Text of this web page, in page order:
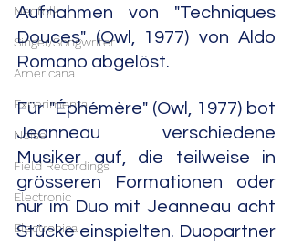
Neofolk
Singer/Songwriter
Americana
Experimental
Noise
Field Recordings
Electronic
Electronica
Aufnahmen von "Techniques
Douces" (Owl, 1977) von Aldo
Romano abgelöst.
Für "Éphémère" (Owl, 1977) bot
Jeanneau verschiedene
Musiker auf, die teilweise in
grösseren Formationen oder
nur im Duo mit Jeanneau acht
Stücke einspielten. Duopartner